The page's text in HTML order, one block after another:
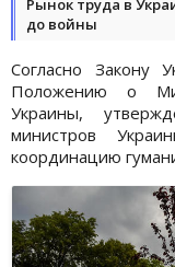
Рынок труда в
до войны
Согласно Закону
Положению о
Украины,
министров
координацию